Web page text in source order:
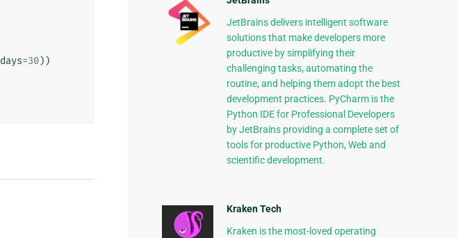
days=30))
JetBrains delivers intelligent software
solutions that make developers more
productive by simplifying their
challenging tasks, automating the
routine, and helping them adopt the best
development practices. PyCharm is the
Python IDE for Professional Developers
by JetBrains providing a complete set of
tools for productive Python, Web and
scientific development.
Kraken Tech
Kraken is the most-loved operating